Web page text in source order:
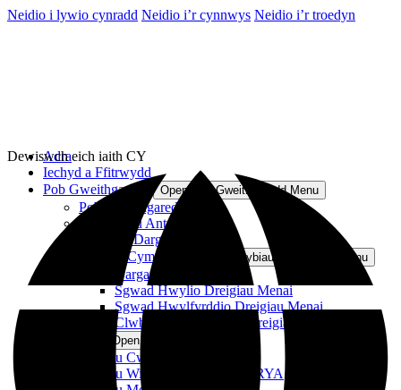
Neidio i lywio cynradd Neidio i’r cynnwys Neidio i’r troedyn
Adra
Iechyd a Ffitrwydd
Pob Gweithgaredd
Open Pob Gweithgaredd Menu
Pob Gweithgaredd
Wythnosau Antur
Sesiynau Darganfod
Clybiau Cymunedol
Open Clybiau Cymunedol Menu
Darganfod Caiacio
Sgwad Hwylio Dreigiau Menai
Sgwad Hwylfyrddio Dreigiau Menai
Clwb Gweithgareddau Dreigiau Menai
Open Bob Cwrs Menu
Cyrsiau Cwch Pwer RYA
Cyrsiau Wingsurfio a Wingfoil RYA
Dewiswch eich iaith CY